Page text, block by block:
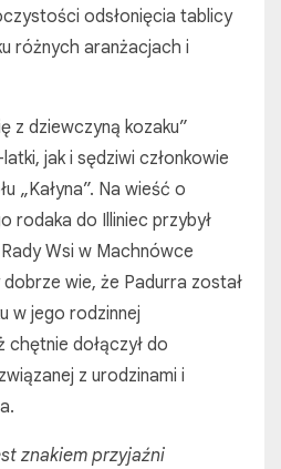
odsłonięcia tablicy
różnych aranżacjach i
z dziewczyną kozaku”
jak i sędziwi członkowie
„Kałyna”. Na wieść o
rodaka do Illiniec przybył
Wsi w Machnówce
dobrze wie, że Padurra został
w jego rodzinnej
dołączył do
z urodzinami i
znakiem przyjaźni